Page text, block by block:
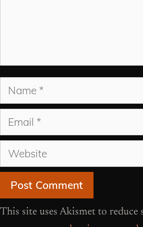
Name
Email
Website
This site uses Akismet to reduce